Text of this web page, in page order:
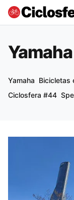
Yamaha Bicicletas
Ciclosfera #44